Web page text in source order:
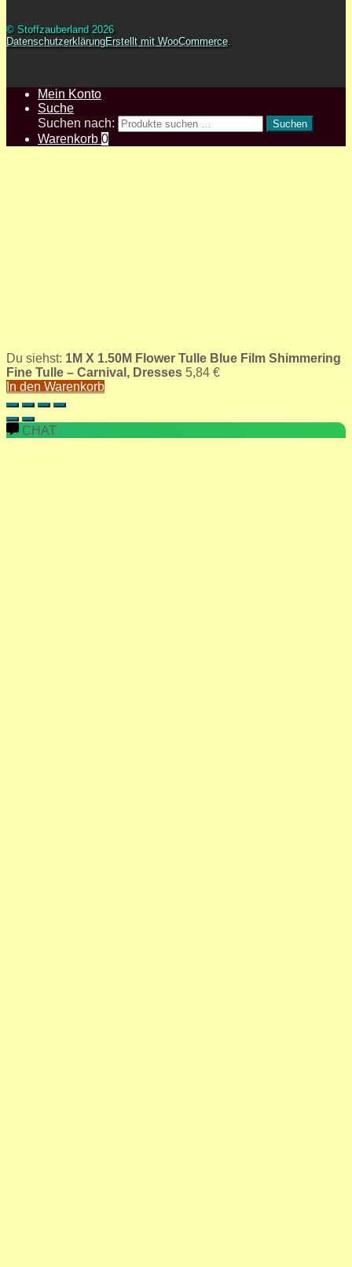
© Stoffzauberland 2026
DatenschutzerklärungErstellt mit WooCommerce.
Mein Konto
Suche
Suchen nach:
Suchen
Warenkorb 0
Du siehst: 1M X 1.50M Flower Tulle Blue Film Shimmering
Fine Tulle – Carnival, Dresses 5,84 €
In den Warenkorb
CHAT